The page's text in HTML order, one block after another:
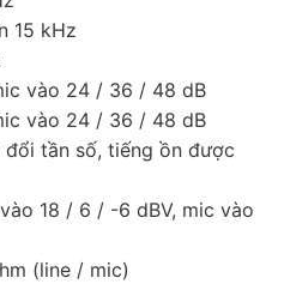
15 kHz
vào 24 / 36 / 48 dB
vào 24 / 36 / 48 dB
tần số, tiếng ồn được
18 / 6 / -6 dBV, mic vào
(line / mic)